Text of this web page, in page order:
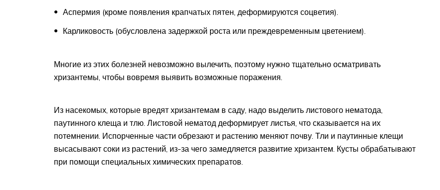
Аспермия (кроме появления крапчатых пятен, деформируются соцветия).
Карликовость (обусловлена задержкой роста или преждевременным цветением).
Многие из этих болезней невозможно вылечить, поэтому нужно тщательно осматривать
хризантемы, чтобы вовремя выявить возможные поражения.
Из насекомых, которые вредят хризантемам в саду, надо выделить листового нематода,
паутинного клеща и тлю. Листовой нематод деформирует листья, что сказывается на их
потемнении. Испорченные части обрезают и растению меняют почву. Тли и паутинные клещи
высасывают соки из растений, из-за чего замедляется развитие хризантем. Кусты обрабатывают
при помощи специальных химических препаратов.